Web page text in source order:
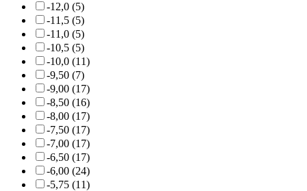
-12,0 (5)
-11,5 (5)
-11,0 (5)
-10,5 (5)
-10,0 (11)
-9,50 (7)
-9,00 (17)
-8,50 (16)
-8,00 (17)
-7,50 (17)
-7,00 (17)
-6,50 (17)
-6,00 (24)
-5,75 (11)